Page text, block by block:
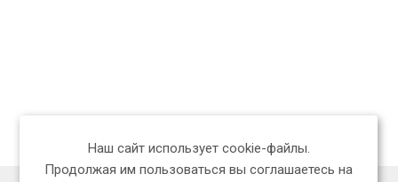
Наш сайт использует cookie-файлы.
Продолжая им пользоваться вы соглашаетесь на